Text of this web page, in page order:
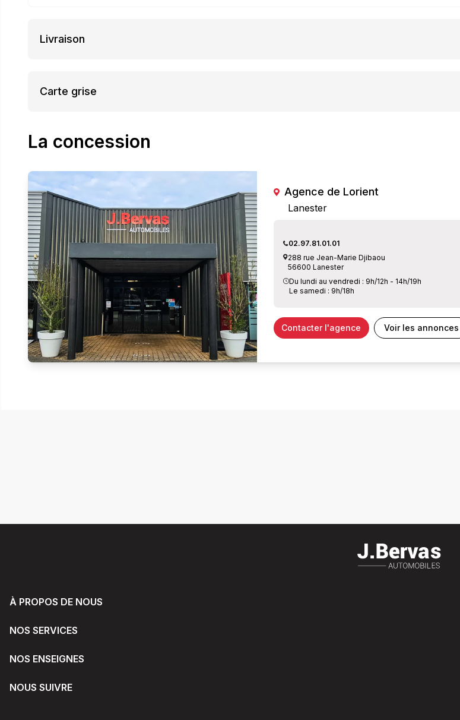
Livraison
Carte grise
La concession
Agence de Lorient
Lanester
02.97.81.01.01
288 rue Jean-Marie Djibaou
56600 Lanester
Du lundi au vendredi : 9h/12h - 14h/19h
Le samedi : 9h/18h
Contacter l'agence Voir les annonces
À PROPOS DE NOUS
NOS SERVICES
NOS ENSEIGNES
NOUS SUIVRE